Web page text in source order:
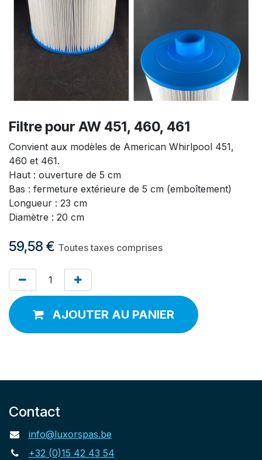
Filtre pour AW 451, 460, 461
Convient aux modèles de American Whirlpool 451,
460 et 461.
Haut : ouverture de 5 cm
Bas : fermeture extérieure de 5 cm (emboîtement)
Longueur : 23 cm
Diamètre : 20 cm
59,58 € Toutes taxes comprises
AJOUTER AU PANIER
Contact
info@luxorspas.be
+32 (0)15 42 43 54